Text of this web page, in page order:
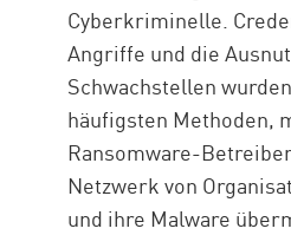
Cyberkriminelle.
Angriffe und die
Schwachstellen
häufigsten Methoden,
Ransomware-
Netzwerk von
und ihre Malware